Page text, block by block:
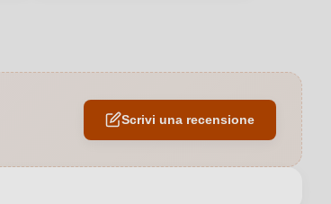
2022
13,5 %
Scrivi una recensione